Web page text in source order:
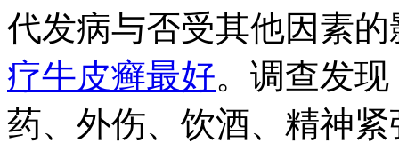
代发病与否受其他因素
疗牛皮癣最好。调查发
药、外伤、饮酒、精神